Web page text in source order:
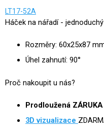
LT17-52A
Háček na nářadí -
Rozměry: 60x25x87
Úhel zahnutí: 90°
Proč nakoupit u nás?
Prodloužená ZÁRUKA
3D vizualizace